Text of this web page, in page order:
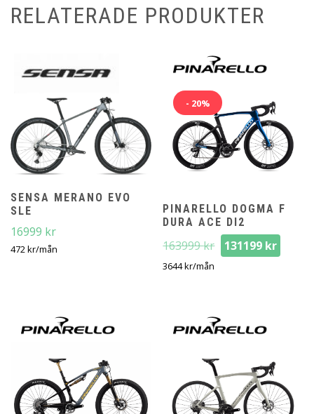
RELATERADE PRODUKTER
SENSA MERANO EVO
SLE
16999 kr
472kr/mån
- 20%
PINARELLO DOGMA F
DURA ACE DI2
163999kr
Det
ursprungliga
131199 kr
3644kr/mån